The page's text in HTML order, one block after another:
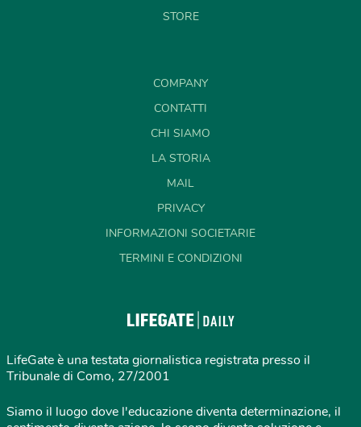
STORE
COMPANY
CONTATTI
CHI SIAMO
LA STORIA
MAIL
PRIVACY
INFORMAZIONI SOCIETARIE
TERMINI E CONDIZIONI
LifeGate è una testata giornalistica registrata presso il
Tribunale di Como, 27/2001
Siamo il luogo dove l'educazione diventa determinazione, il